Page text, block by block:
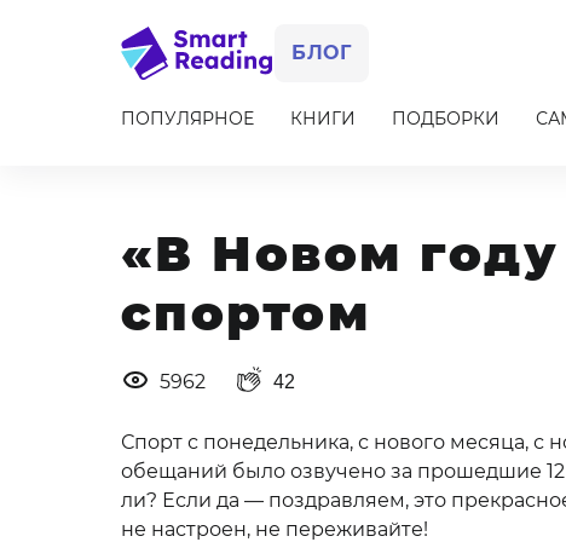
БЛОГ
ПОПУЛЯРНОЕ КНИГИ ПОДБОРКИ
«В Новом
спортом
5962 42
Спорт с понедельника, с нового месяца, с
обещаний было озвучено за прошедшие 12
ли? Если да — поздравляем, это
не настроен, не переживайте!